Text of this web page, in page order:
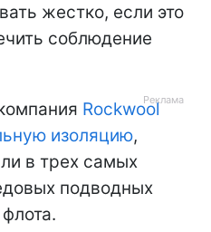
жестко, если это
соблюдение
Rockwool
изоляцию,
в трех самых
подводных